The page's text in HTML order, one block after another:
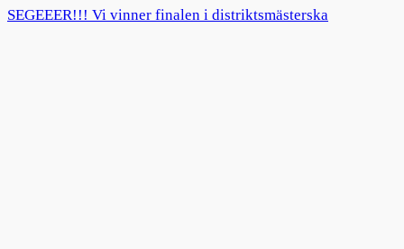
SEGEEER!!! Vi vinner finalen i distriktsmästerska